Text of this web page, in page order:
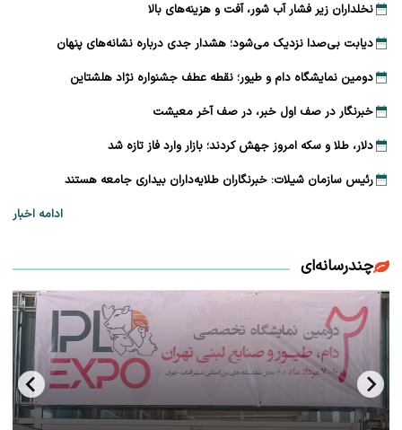
نخلداران زیر فشار آب شور، آفت و هزینه‌های بالا
دیابت بی‌صدا نزدیک می‌شود؛ هشدار جدی درباره نشانه‌های پنهان
دومین نمایشگاه دام و طیور؛ نقطه عطف جشنواره نژاد هلشتاین
خبرنگار در صف اول خبر، در صف آخر معیشت
دلار، طلا و سکه امروز جهش کردند؛ بازار وارد فاز تازه شد
رئیس سازمان شیلات: خبرنگاران طلایه‌داران بیداری جامعه هستند
ادامه اخبار
چندرسانه‌ای